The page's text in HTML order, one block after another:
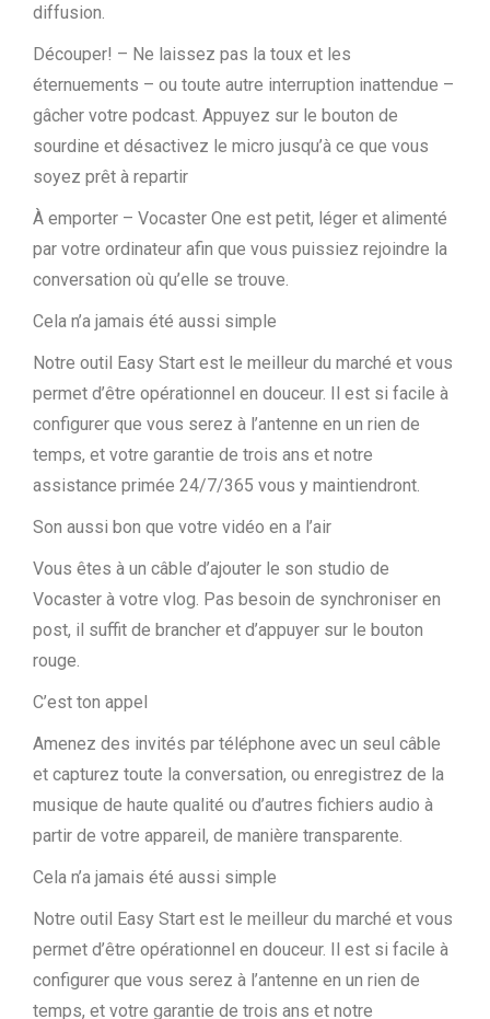
diffusion.
Découper! – Ne laissez pas la toux et les
éternuements – ou toute autre interruption inattendue –
gâcher votre podcast. Appuyez sur le bouton de
sourdine et désactivez le micro jusqu’à ce que vous
soyez prêt à repartir
À emporter – Vocaster One est petit, léger et alimenté
par votre ordinateur afin que vous puissiez rejoindre la
conversation où qu’elle se trouve.
Cela n’a jamais été aussi simple
Notre outil Easy Start est le meilleur du marché et vous
permet d’être opérationnel en douceur. Il est si facile à
configurer que vous serez à l’antenne en un rien de
temps, et votre garantie de trois ans et notre
assistance primée 24/7/365 vous y maintiendront.
Son aussi bon que votre vidéo en a l’air
Vous êtes à un câble d’ajouter le son studio de
Vocaster à votre vlog. Pas besoin de synchroniser en
post, il suffit de brancher et d’appuyer sur le bouton
rouge.
C’est ton appel
Amenez des invités par téléphone avec un seul câble
et capturez toute la conversation, ou enregistrez de la
musique de haute qualité ou d’autres fichiers audio à
partir de votre appareil, de manière transparente.
Cela n’a jamais été aussi simple
Notre outil Easy Start est le meilleur du marché et vous
permet d’être opérationnel en douceur. Il est si facile à
configurer que vous serez à l’antenne en un rien de
temps, et votre garantie de trois ans et notre